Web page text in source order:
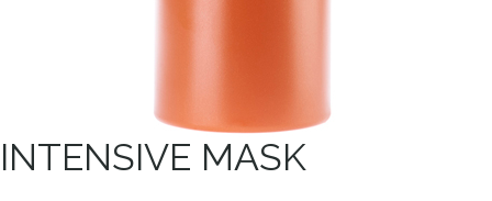
INTENSIVE MASK